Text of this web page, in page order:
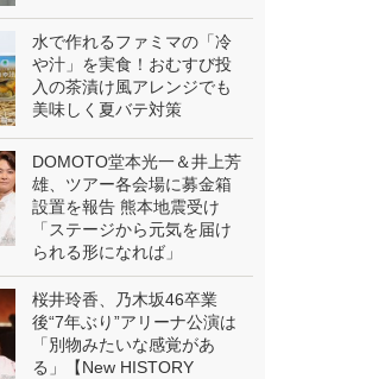
水で作れるファミマの「冷
や汁」を実食！おむすび投
入の茶漬け風アレンジでも
美味しく夏バテ対策
DOMOTO堂本光一＆井上芳
雄、ツアー各会場に募金箱
設置を報告 熊本地震受け
「ステージから元気を届け
られる形になれば」
桜井玲香、乃木坂46卒業
後“7年ぶり”アリーナ公演は
「別物みたいな感覚があ
る」【New HISTORY